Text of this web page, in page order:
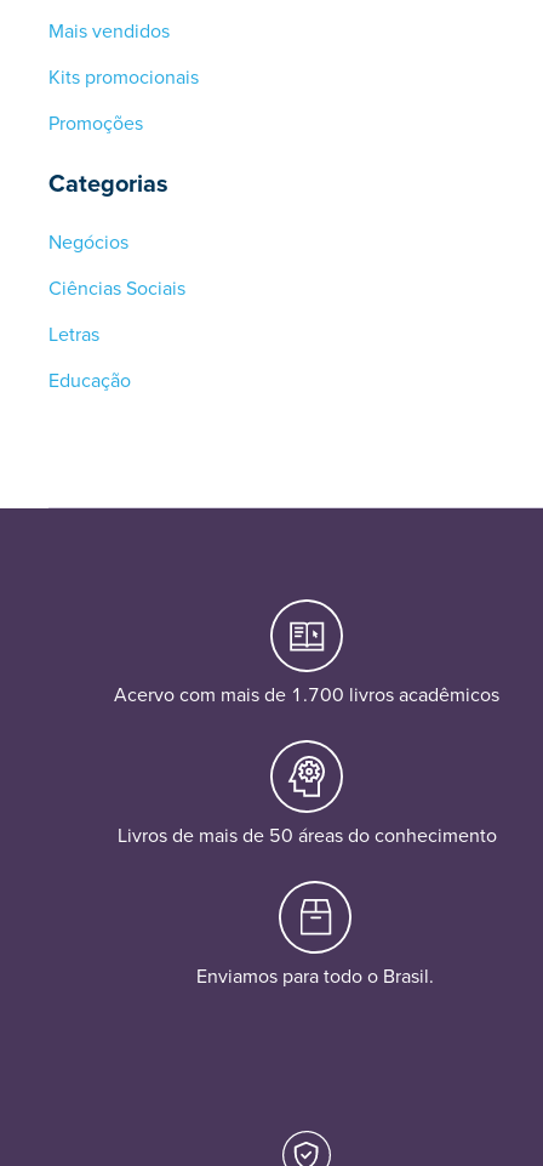
Mais vendidos
Kits promocionais
Promoções
Categorias
Negócios
Ciências Sociais
Letras
Educação
Acervo com mais de 1.700 livros acadêmicos
Livros de mais de 50 áreas do conhecimento
Enviamos para todo o Brasil.